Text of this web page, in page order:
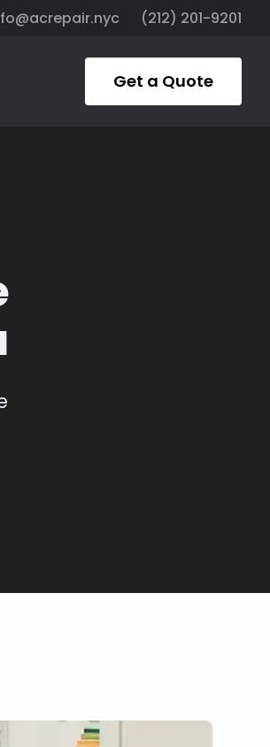
(212) 201-9201
Get a Quote